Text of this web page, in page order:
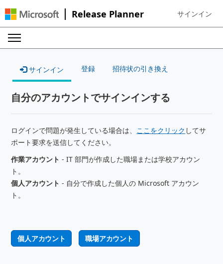
Release Planner Sign in to
サインイン
サインイン 登録 招待状の引き換え
自分のアカウントでサインインする
ログインで問題が発生している場合は、 ここをクリック してサ
ポート要求を送信してください。
作業アカウント - IT 部門が作成した職場または学校アカウン
ト。
個人アカウント - 自分で作成した個人の Microsoft アカウン
ト。
個人アカウント 職場アカウント